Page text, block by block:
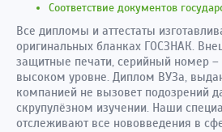
Соответствие документов
Все дипломы и аттестаты
оригинальных бланках ГОСЗНАК.
защитные печати, серийный номер
высоком уровне. Диплом ВУЗа,
компанией не вызовет подозрений
скрупулёзном изучении. Наши
отслеживают все нововведения в